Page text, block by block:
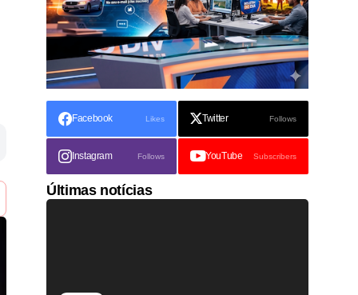
Facebook Likes Twitter Follows
Instagram Follows YouTube Subscribers
Últimas notícias